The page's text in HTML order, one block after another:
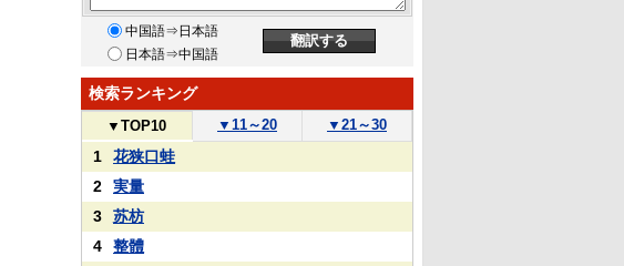
中国語⇒日本語
日本語⇒中国語
検索ランキング
▼ TOP10 ▼ 11～20 ▼ 21～30
1
花狭口蛙
2
実量
3
苏枋
4
整體